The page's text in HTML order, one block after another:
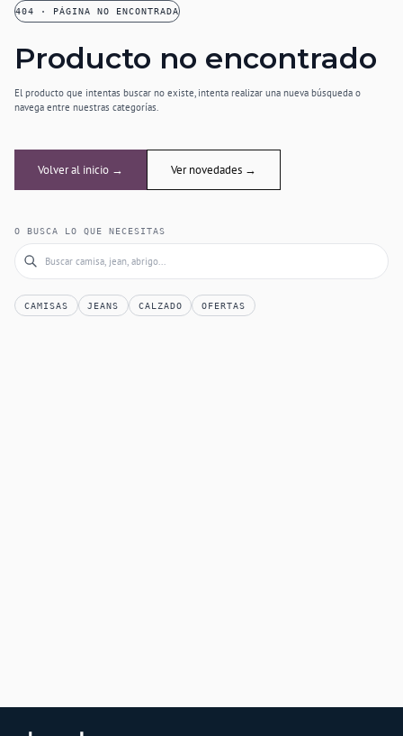
404 · PÁGINA NO ENCONTRADA
Producto no encontrado
El producto que intentas buscar no existe, intenta realizar una nueva búsqueda o
navega entre nuestras categorías.
Volver al inicio → Ver novedades →
O BUSCA LO QUE NECESITAS
CAMISAS JEANS CALZADO OFERTAS